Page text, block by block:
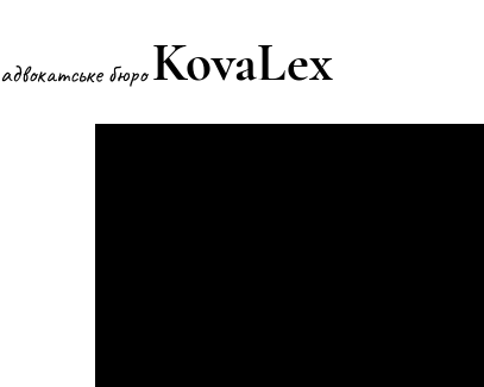
адвокатське бюро KovaLex